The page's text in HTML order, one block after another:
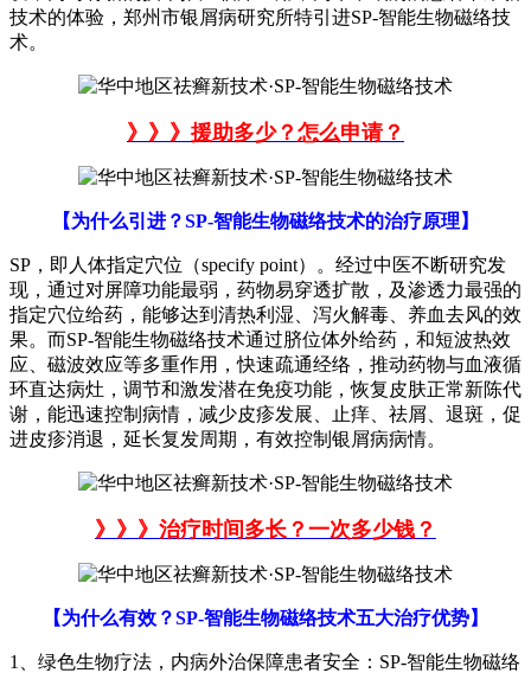
技术的体验，郑州市银屑病研究所特引进SP-智能生物磁络技
术。
》》》援助多少？怎么申请？
【为什么引进？SP-智能生物磁络技术的治疗原理】
SP，即人体指定穴位（specify point）。经过中医不断研究发
现，通过对屏障功能最弱，药物易穿透扩散，及渗透力最强的
指定穴位给药，能够达到清热利湿、泻火解毒、养血去风的效
果。而SP-智能生物磁络技术通过脐位体外给药，和短波热效
应、磁波效应等多重作用，快速疏通经络，推动药物与血液循
环直达病灶，调节和激发潜在免疫功能，恢复皮肤正常新陈代
谢，能迅速控制病情，减少皮疹发展、止痒、祛屑、退斑，促
进皮疹消退，延长复发周期，有效控制银屑病病情。
》》》治疗时间多长？一次多少钱？
【为什么有效？SP-智能生物磁络技术五大治疗优势】
1、绿色生物疗法，内病外治保障患者安全：SP-智能生物磁络